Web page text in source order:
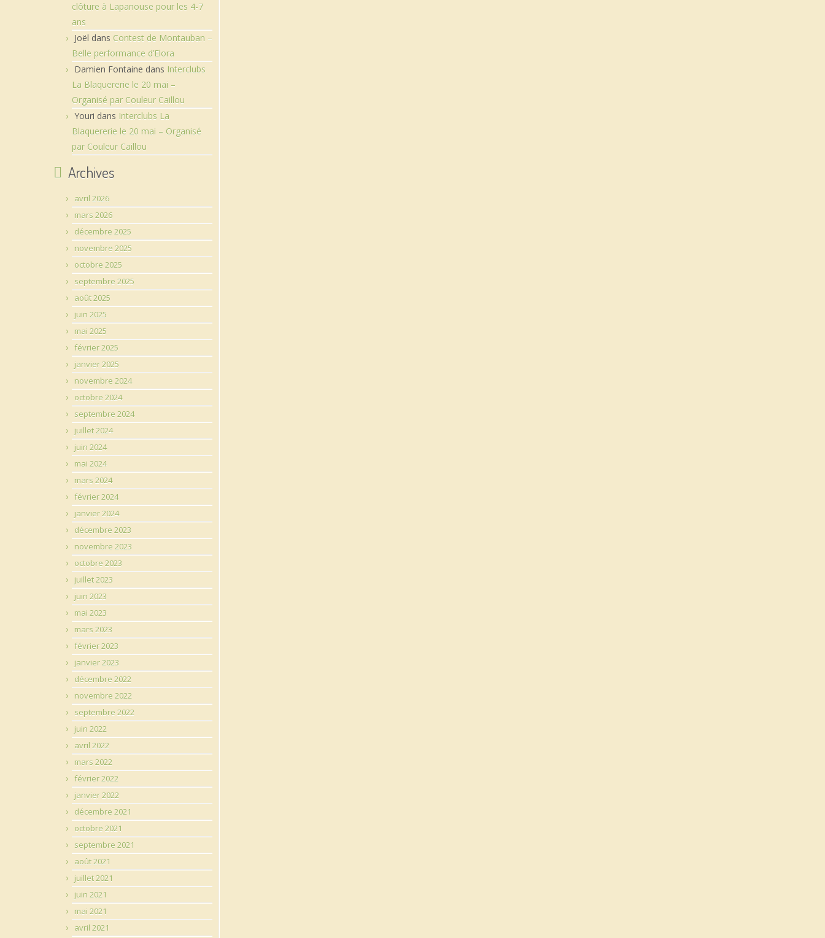
clôture à Lapanouse pour les 4-7
ans
Joël dans Contest de Montauban –
Belle performance d’Elora
Damien Fontaine dans Interclubs
La Blaquererie le 20 mai –
Organisé par Couleur Caillou
Youri dans Interclubs La
Blaquererie le 20 mai – Organisé
par Couleur Caillou
Archives
avril 2026
mars 2026
décembre 2025
novembre 2025
octobre 2025
septembre 2025
août 2025
juin 2025
mai 2025
février 2025
janvier 2025
novembre 2024
octobre 2024
septembre 2024
juillet 2024
juin 2024
mai 2024
mars 2024
février 2024
janvier 2024
décembre 2023
novembre 2023
octobre 2023
juillet 2023
juin 2023
mai 2023
mars 2023
février 2023
janvier 2023
décembre 2022
novembre 2022
septembre 2022
juin 2022
avril 2022
mars 2022
février 2022
janvier 2022
décembre 2021
octobre 2021
septembre 2021
août 2021
juillet 2021
juin 2021
mai 2021
avril 2021